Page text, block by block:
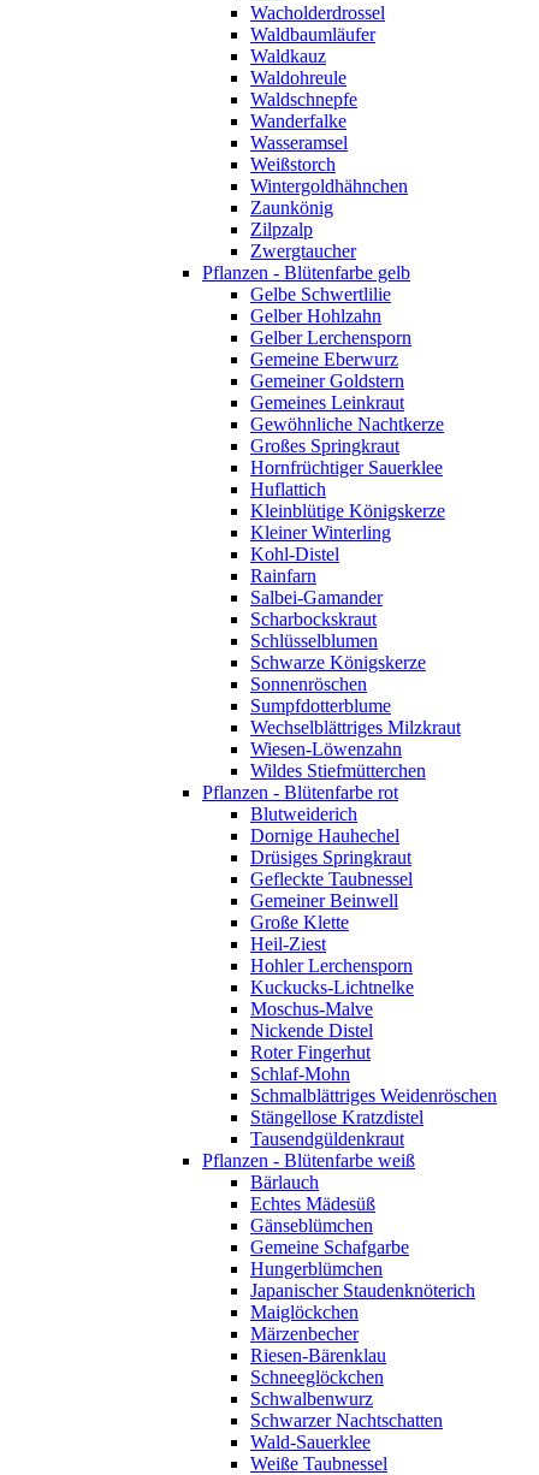
Wacholderdrossel
Waldbaumläufer
Waldkauz
Waldohreule
Waldschnepfe
Wanderfalke
Wasseramsel
Weißstorch
Wintergoldhähnchen
Zaunkönig
Zilpzalp
Zwergtaucher
Pflanzen - Blütenfarbe gelb
Gelbe Schwertlilie
Gelber Hohlzahn
Gelber Lerchensporn
Gemeine Eberwurz
Gemeiner Goldstern
Gemeines Leinkraut
Gewöhnliche Nachtkerze
Großes Springkraut
Hornfrüchtiger Sauerklee
Huflattich
Kleinblütige Königskerze
Kleiner Winterling
Kohl-Distel
Rainfarn
Salbei-Gamander
Scharbockskraut
Schlüsselblumen
Schwarze Königskerze
Sonnenröschen
Sumpfdotterblume
Wechselblättriges Milzkraut
Wiesen-Löwenzahn
Wildes Stiefmütterchen
Pflanzen - Blütenfarbe rot
Blutweiderich
Dornige Hauhechel
Drüsiges Springkraut
Gefleckte Taubnessel
Gemeiner Beinwell
Große Klette
Heil-Ziest
Hohler Lerchensporn
Kuckucks-Lichtnelke
Moschus-Malve
Nickende Distel
Roter Fingerhut
Schlaf-Mohn
Schmalblättriges Weidenröschen
Stängellose Kratzdistel
Tausendgüldenkraut
Pflanzen - Blütenfarbe weiß
Bärlauch
Echtes Mädesüß
Gänseblümchen
Gemeine Schafgarbe
Hungerblümchen
Japanischer Staudenknöterich
Maiglöckchen
Märzenbecher
Riesen-Bärenklau
Schneeglöckchen
Schwalbenwurz
Schwarzer Nachtschatten
Wald-Sauerklee
Weiße Taubnessel